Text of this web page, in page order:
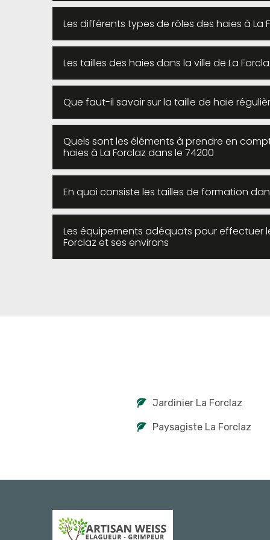
Les différents types de rôles des haies à La
Les tailles des haies dans la ville de La
Que faut-il savoir sur la taille de haie
Quels sont les éléments à prendre en
haies à La Forclaz dans le 74200
En quoi consiste les tailles de formation
Les équipements adéquats pour effectuer
Forclaz et ses environs
Jardinier La Forclaz
Paysagiste La Forclaz